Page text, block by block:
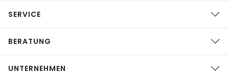
SERVICE
BERATUNG
UNTERNEHMEN